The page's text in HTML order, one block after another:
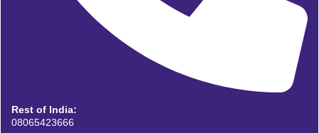
Rest of India:
08065423666